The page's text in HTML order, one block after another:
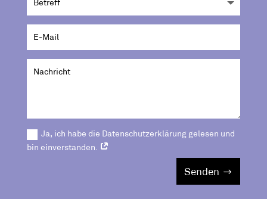
Ja, ich habe die Datenschutzerklärung gelesen und
bin einverstanden.
Senden